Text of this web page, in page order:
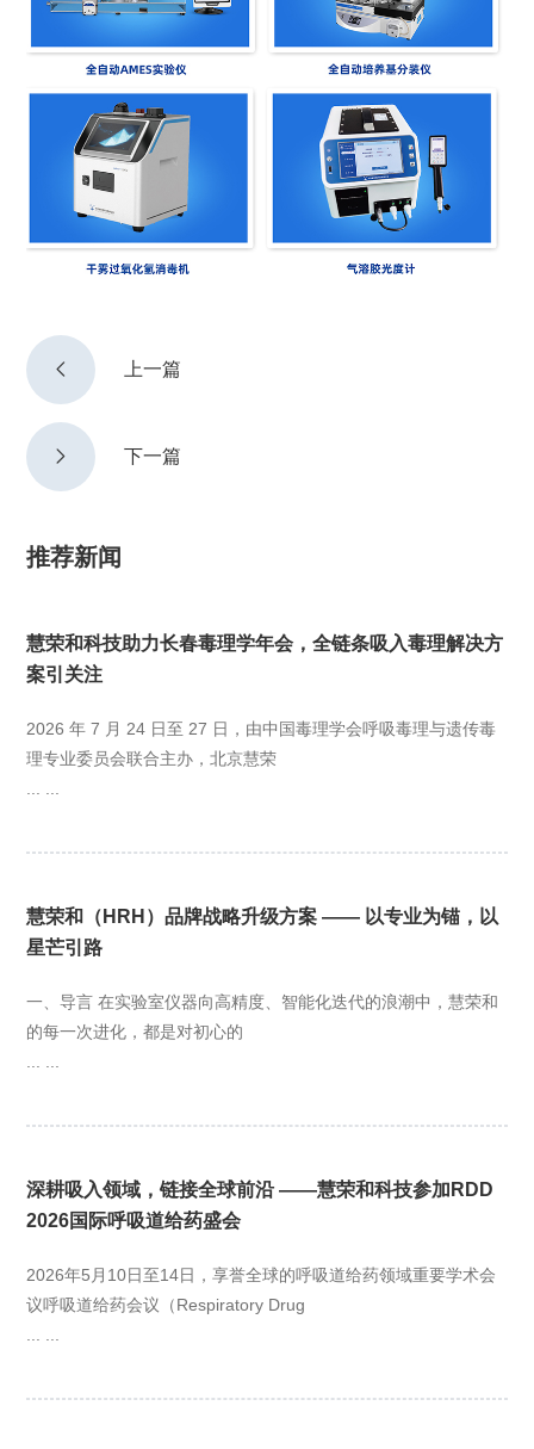
 上一篇
 下一篇
推荐新闻
慧荣和科技助力长春毒理学年会，全链条吸入毒理解决方
案引关注
2026 年 7 月 24 日至 27 日，由中国毒理学会呼吸毒理与遗传毒
理专业委员会联合主办，北京慧荣
... ...
慧荣和（HRH）品牌战略升级方案 —— 以专业为锚，以
星芒引路
一、导言 在实验室仪器向高精度、智能化迭代的浪潮中，慧荣和
的每一次进化，都是对初心的
... ...
深耕吸入领域，链接全球前沿 ——慧荣和科技参加RDD
2026国际呼吸道给药盛会
2026年5月10日至14日，享誉全球的呼吸道给药领域重要学术会
议呼吸道给药会议（Respiratory Drug
... ...